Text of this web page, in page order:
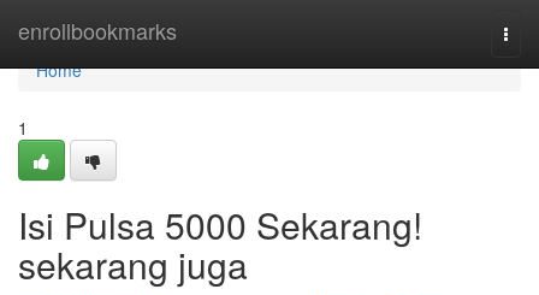
enrollbookmarks
Home
Home
1
Isi Pulsa 5000 Sekarang!
sekarang juga